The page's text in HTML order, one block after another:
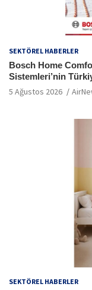
SEKTÖREL HABERLER
Bosch Home
Sistemleri’nin
5 Ağustos 2026
SEKTÖREL HABERLER